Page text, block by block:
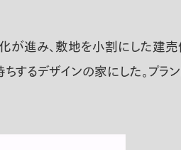
み、敷地を小割にした建売
するデザインの家にした。プ